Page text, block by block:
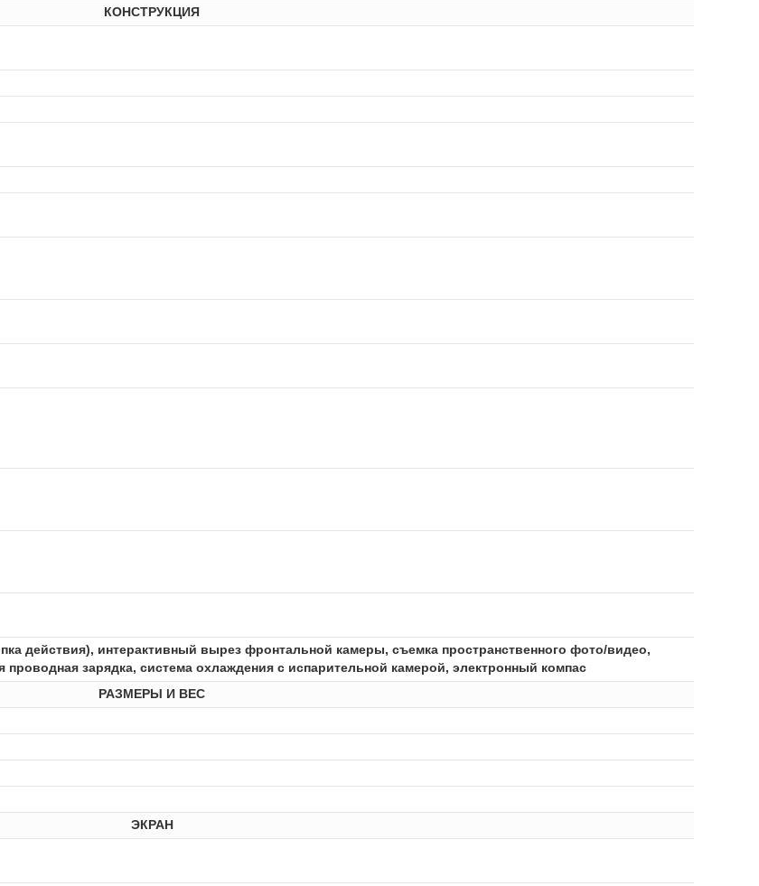
КОНСТРУКЦИЯ
действия), интерактивный вырез фронтальной камеры, съемка пространственного фото/видео,
зарядка, система охлаждения с испарительной камерой, электронный компас
РАЗМЕРЫ И ВЕС
ЭКРАН